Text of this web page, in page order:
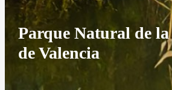
Parque Natural de
de Valencia